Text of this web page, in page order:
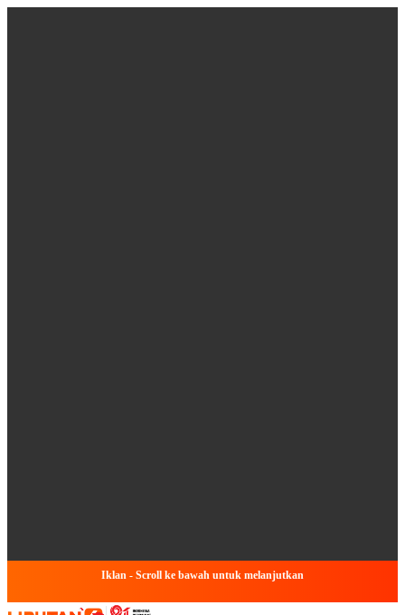
Iklan - Scroll ke bawah untuk melanjutkan